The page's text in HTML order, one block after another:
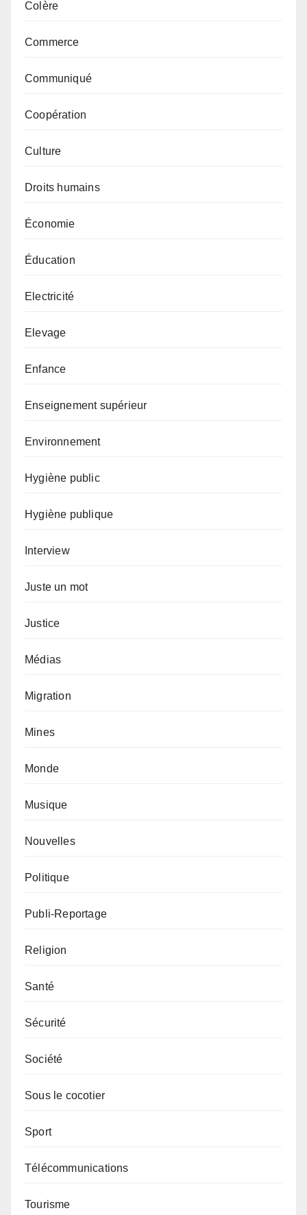
Colère
Commerce
Communiqué
Coopération
Culture
Droits humains
Économie
Éducation
Electricité
Elevage
Enfance
Enseignement supérieur
Environnement
Hygiène public
Hygiène publique
Interview
Juste un mot
Justice
Médias
Migration
Mines
Monde
Musique
Nouvelles
Politique
Publi-Reportage
Religion
Santé
Sécurité
Société
Sous le cocotier
Sport
Télécommunications
Tourisme